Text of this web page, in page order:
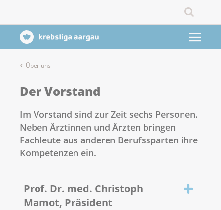
Über uns
Der Vorstand
Im Vorstand sind zur Zeit sechs Personen.
Neben Ärztinnen und Ärzten bringen
Fachleute aus anderen Berufssparten ihre
Kompetenzen ein.
Prof. Dr. med. Christoph
Mamot, Präsident